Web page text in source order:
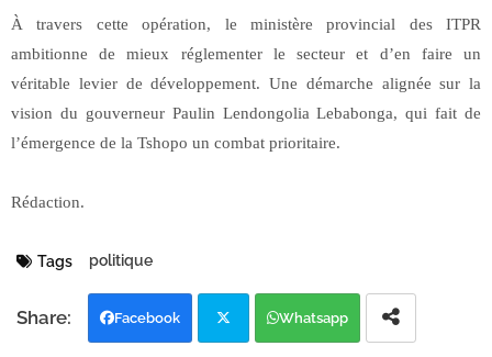
À travers cette opération, le ministère provincial des ITPR
ambitionne de mieux réglementer le secteur et d’en faire un
véritable levier de développement. Une démarche alignée sur la
vision du gouverneur Paulin Lendongolia Lebabonga, qui fait de
l’émergence de la Tshopo un combat prioritaire.
Rédaction.
Tags politique
Facebook Whatsapp